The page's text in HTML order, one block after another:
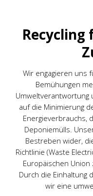
Recycling
Wir engagieren uns
Bemühungen
Umweltverantwortung
auf die Minimierung
Energieverbrauchs,
Deponiemülls.
Bestreben wider,
Richtlinie (Waste
Europäischen
Durch die Einhaltung
wir eine